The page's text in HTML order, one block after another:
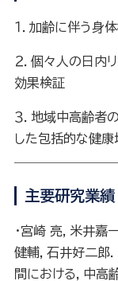
１．加齢に伴う身
２．個々人の日内
効果検証
３．地域中高齢者
した包括的な健
主要研究業績
・宮崎 亮，米井嘉
健輔，石井好二郎．
間における，中高